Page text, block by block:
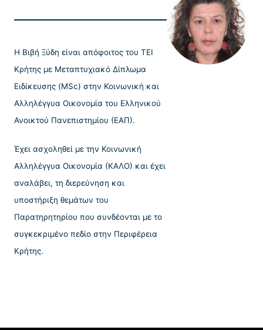
Η Βιβή Ξύδη είναι απόφοιτος του ΤΕΙ
Κρήτης με Μεταπτυχιακό Δίπλωμα
Ειδίκευσης (MSc) στην Κοινωνική και
Αλληλέγγυα Οικονομία του Ελληνικού
Ανοικτού Πανεπιστημίου (ΕΑΠ).
Έχει ασχοληθεί με την Κοινωνική
Αλληλέγγυα Οικονομία (ΚΑΛΟ) και έχει
αναλάβει, τη διερεύνηση και
υποστήριξη θεμάτων του
Παρατηρητηρίου που συνδέονται με το
συγκεκριμένο πεδίο στην Περιφέρεια
Κρήτης.